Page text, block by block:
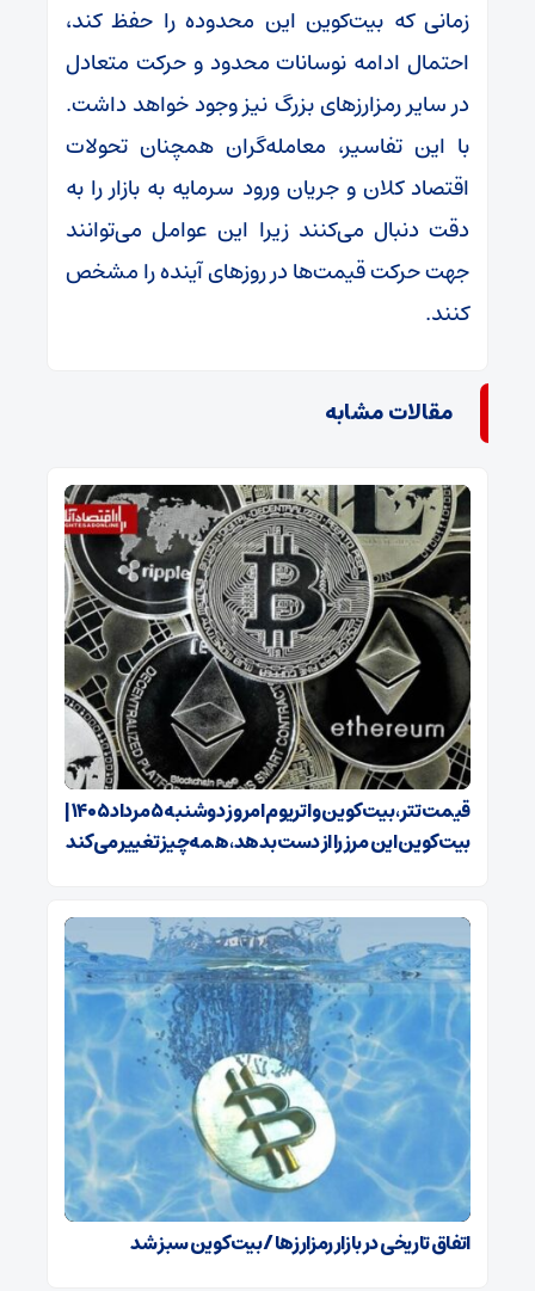
زمانی که بیت‌کوین این محدوده را حفظ کند،
احتمال ادامه نوسانات محدود و حرکت متعادل
در سایر رمزارزهای بزرگ نیز وجود خواهد داشت.
با این تفاسیر، معامله‌گران همچنان تحولات
اقتصاد کلان و جریان ورود سرمایه به بازار را به
دقت دنبال می‌کنند زیرا این عوامل می‌توانند
جهت حرکت قیمت‌ها در روزهای آینده را مشخص
کنند.
مقالات مشابه
قیمت تتر، بیت‌کوین و اتریوم امروز دوشنبه ۵ مرداد ۱۴۰۵ |
بیت‌کوین این مرز را از دست بدهد، همه‌چیز تغییر می‌کند
اتفاق تاریخی در بازار رمزارزها / بیت‌کوین سبز شد